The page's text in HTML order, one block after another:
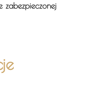
zabezpieczonej